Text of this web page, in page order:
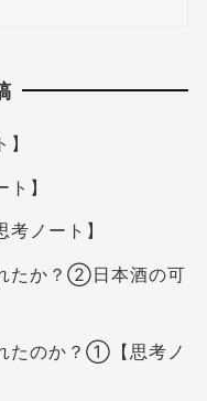
】
ノート】
たか？②日本酒の可
たのか？①【思考ノ